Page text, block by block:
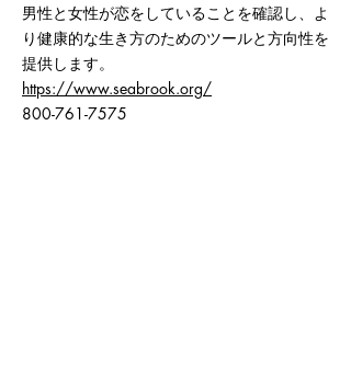
男性と女性が恋をしていることを確認し、よ
り健康的な生き方のためのツールと方向性を
提供します。
https://www.seabrook.org/
800-761-7575